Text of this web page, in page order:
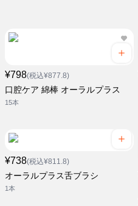
¥798(税込¥877.8)
口腔ケア 綿棒 オーラルプラス
15本
¥738(税込¥811.8)
オーラルプラス舌ブラシ
1本